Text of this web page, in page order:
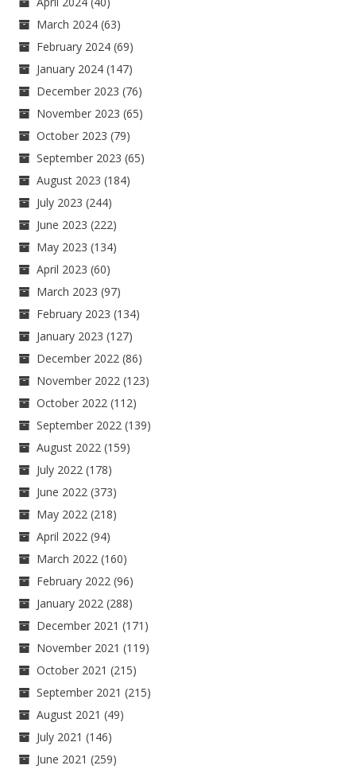
March 2024 (63)
February 2024 (69)
January 2024 (147)
December 2023 (76)
November 2023 (65)
October 2023 (79)
September 2023 (65)
August 2023 (184)
July 2023 (244)
June 2023 (222)
May 2023 (134)
April 2023 (60)
March 2023 (97)
February 2023 (134)
January 2023 (127)
December 2022 (86)
November 2022 (123)
October 2022 (112)
September 2022 (139)
August 2022 (159)
July 2022 (178)
June 2022 (373)
May 2022 (218)
April 2022 (94)
March 2022 (160)
February 2022 (96)
January 2022 (288)
December 2021 (171)
November 2021 (119)
October 2021 (215)
September 2021 (215)
August 2021 (49)
July 2021 (146)
June 2021 (259)